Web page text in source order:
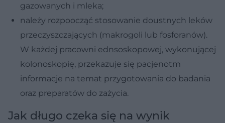
gazowanych i mleka;
należy rozpoocząć stosowanie doustnych leków
przeczyszczających (makrogoli lub fosforanów).
W każdej pracowni ednsoskopowej, wykonującej
kolonoskopię, przekazuje się pacjenotm
informacje na temat przygotowania do badania
oraz preparatów do zażycia.
Jak długo czeka się na wynik